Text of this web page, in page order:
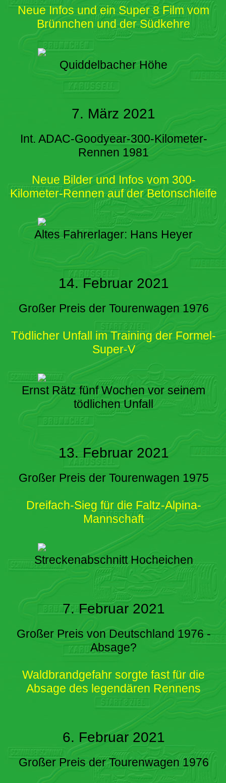
Neue Infos und ein Super 8 Film vom
Brünnchen und der Südkehre
Quiddelbacher Höhe
7. März 2021
Int. ADAC-Goodyear-300-Kilometer-
Rennen 1981
Neue Bilder und Infos vom 300-
Kilometer-Rennen auf der Betonschleife
Altes Fahrerlager: Hans Heyer
14. Februar 2021
Großer Preis der Tourenwagen 1976
Tödlicher Unfall im Training der Formel-
Super-V
Ernst Rätz fünf Wochen vor seinem
tödlichen Unfall
13. Februar 2021
Großer Preis der Tourenwagen 1975
Dreifach-Sieg für die Faltz-Alpina-
Mannschaft
Streckenabschnitt Hocheichen
7. Februar 2021
Großer Preis von Deutschland 1976 -
Absage?
Waldbrandgefahr sorgte fast für die
Absage des legendären Rennens
6. Februar 2021
Großer Preis der Tourenwagen 1976